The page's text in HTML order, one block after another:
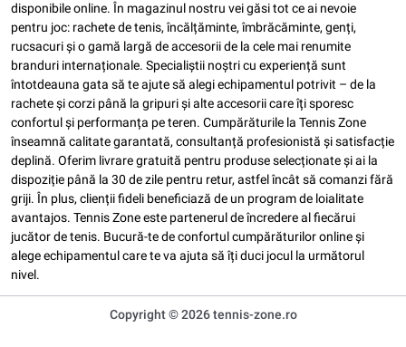
disponibile online. În magazinul nostru vei găsi tot ce ai nevoie
pentru joc: rachete de tenis, încălțăminte, îmbrăcăminte, genți,
rucsacuri și o gamă largă de accesorii de la cele mai renumite
branduri internaționale. Specialiștii noștri cu experiență sunt
întotdeauna gata să te ajute să alegi echipamentul potrivit – de la
rachete și corzi până la gripuri și alte accesorii care îți sporesc
confortul și performanța pe teren. Cumpărăturile la Tennis Zone
înseamnă calitate garantată, consultanță profesionistă și satisfacție
deplină. Oferim livrare gratuită pentru produse selecționate și ai la
dispoziție până la 30 de zile pentru retur, astfel încât să comanzi fără
griji. În plus, clienții fideli beneficiază de un program de loialitate
avantajos. Tennis Zone este partenerul de încredere al fiecărui
jucător de tenis. Bucură-te de confortul cumpărăturilor online și
alege echipamentul care te va ajuta să îți duci jocul la următorul
nivel.
Copyright © 2026 tennis-zone.ro